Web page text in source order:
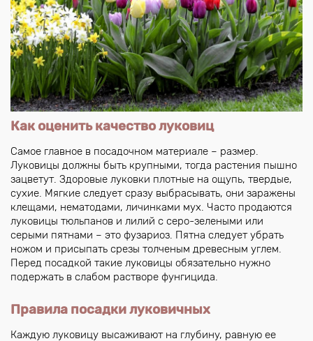
Как оценить качество луковиц
Самое главное в посадочном материале – размер.
Луковицы должны быть крупными, тогда растения пышно
зацветут. Здоровые луковки плотные на ощупь, твердые,
сухие. Мягкие следует сразу выбрасывать, они заражены
клещами, нематодами, личинками мух. Часто продаются
луковицы тюльпанов и лилий с серо-зелеными или
серыми пятнами – это фузариоз. Пятна следует убрать
ножом и присыпать срезы толченым древесным углем.
Перед посадкой такие луковицы обязательно нужно
подержать в слабом растворе фунгицида.
Правила посадки луковичных
Каждую луковицу высаживают на глубину, равную ее